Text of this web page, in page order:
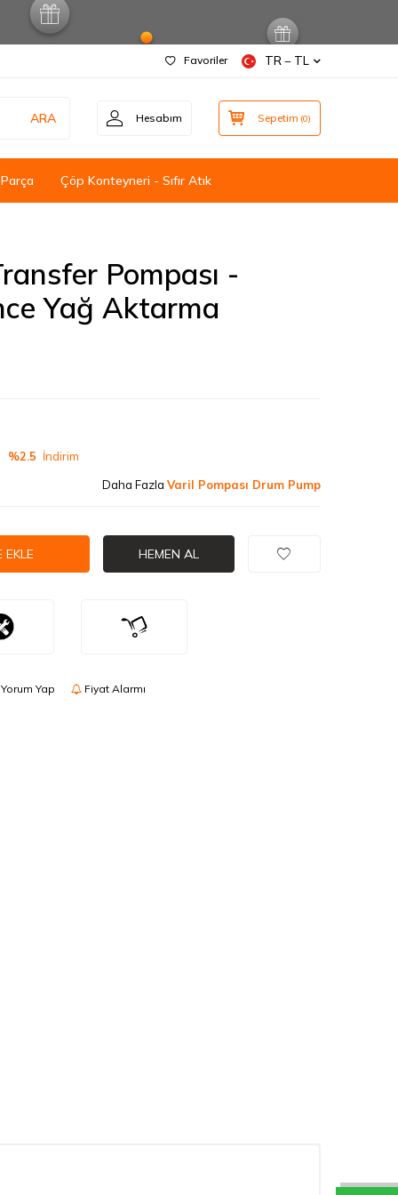
Favoriler TR − TL
ARA Hesabım Sepetim (0)
Çöp Konteyneri - Sıfır Atık
Pompası -
Yağ Aktarma
%2.5 İndirim
Daha Fazla Varil Pompası Drum Pump
EKLE HEMEN AL
Yorum Yap Fiyat Alarmı